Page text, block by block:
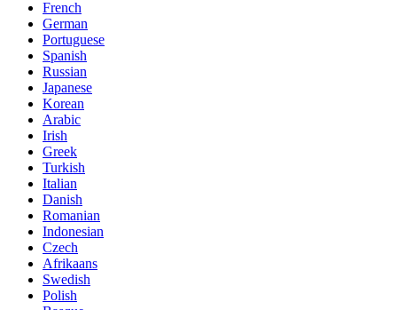
French
German
Portuguese
Spanish
Russian
Japanese
Korean
Arabic
Irish
Greek
Turkish
Italian
Danish
Romanian
Indonesian
Czech
Afrikaans
Swedish
Polish